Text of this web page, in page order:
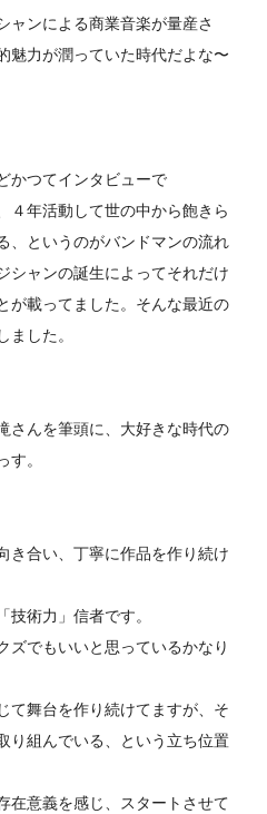
ャンによる商業音楽が量産さ
魅力が潤っていた時代だよな〜
かつてインタビューで
４年活動して世の中から飽きら
、というのがバンドマンの流れ
シャンの誕生によってそれだけ
が載ってました。そんな最近の
ました。
さんを筆頭に、大好きな時代の
す。
き合い、丁寧に作品を作り続け
技術力」信者です。
ズでもいいと思っているかなり
て舞台を作り続けてますが、そ
り組んでいる、という立ち位置
在意義を感じ、スタートさせて